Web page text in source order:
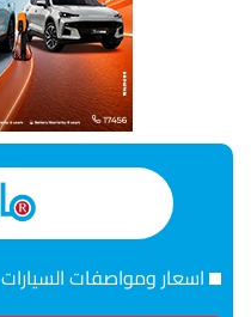
اسعار ومواصفات السيارات